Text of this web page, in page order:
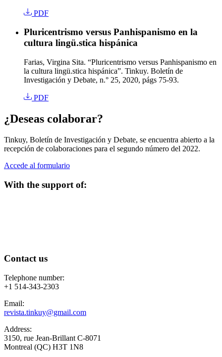
PDF
Pluricentrismo versus Panhispanismo en la
cultura lingü.stica hispánica
Farias, Virgina Sita. “Pluricentrismo versus Panhispanismo en
la cultura lingü.stica hispánica”. Tinkuy. Boletín de
Investigación y Debate, n.° 25, 2020, págs 75-93.
PDF
¿Deseas colaborar?
Tinkuy, Boletín de Investigación y Debate, se encuentra abierto a la
recepción de colaboraciones para el segundo número del 2022.
Accede al formulario
With the support of:
Contact us
Telephone number:
+1 514-343-2303
Email:
revista.tinkuy@gmail.com
Address:
3150, rue Jean-Brillant C-8071
Montreal (QC) H3T 1N8